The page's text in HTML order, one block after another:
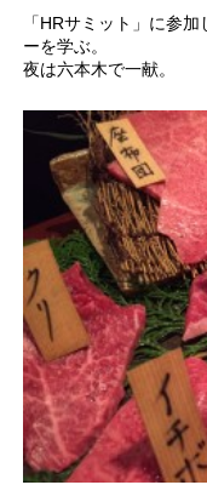
「HRサミット」に参
ーを学ぶ。
夜は六本木で一献。